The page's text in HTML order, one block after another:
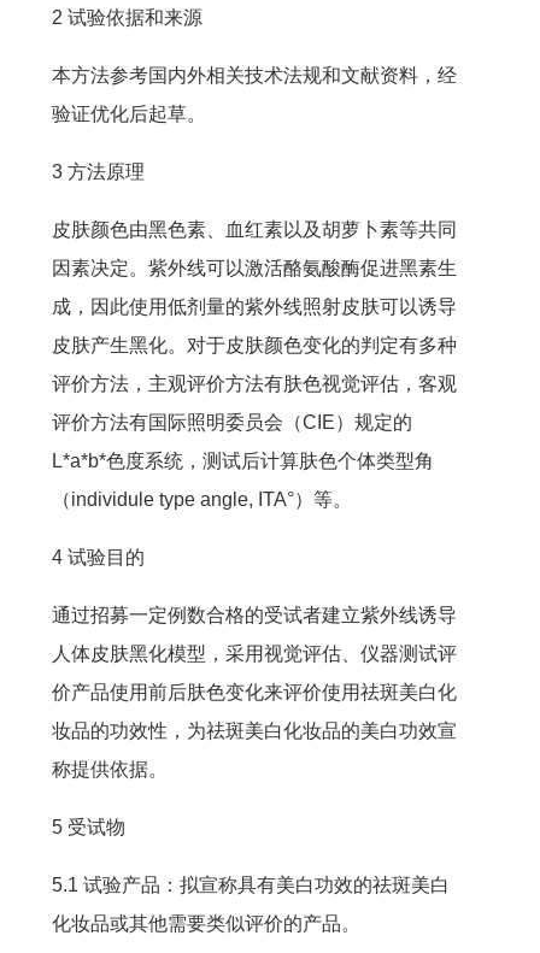
2 试验依据和来源
本方法参考国内外相关技术法规和文献资料，经
验证优化后起草。
3 方法原理
皮肤颜色由黑色素、血红素以及胡萝卜素等共同
因素决定。紫外线可以激活酪氨酸酶促进黑素生
成，因此使用低剂量的紫外线照射皮肤可以诱导
皮肤产生黑化。对于皮肤颜色变化的判定有多种
评价方法，主观评价方法有肤色视觉评估，客观
评价方法有国际照明委员会（CIE）规定的
L*a*b*色度系统，测试后计算肤色个体类型角
（individule type angle, ITA°）等。
4 试验目的
通过招募一定例数合格的受试者建立紫外线诱导
人体皮肤黑化模型，采用视觉评估、仪器测试评
价产品使用前后肤色变化来评价使用祛斑美白化
妆品的功效性，为祛斑美白化妆品的美白功效宣
称提供依据。
5 受试物
5.1 试验产品：拟宣称具有美白功效的祛斑美白
化妆品或其他需要类似评价的产品。